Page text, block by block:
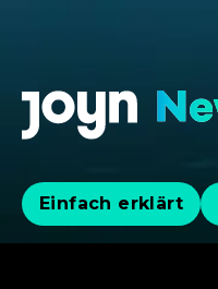
Einfach erklärt